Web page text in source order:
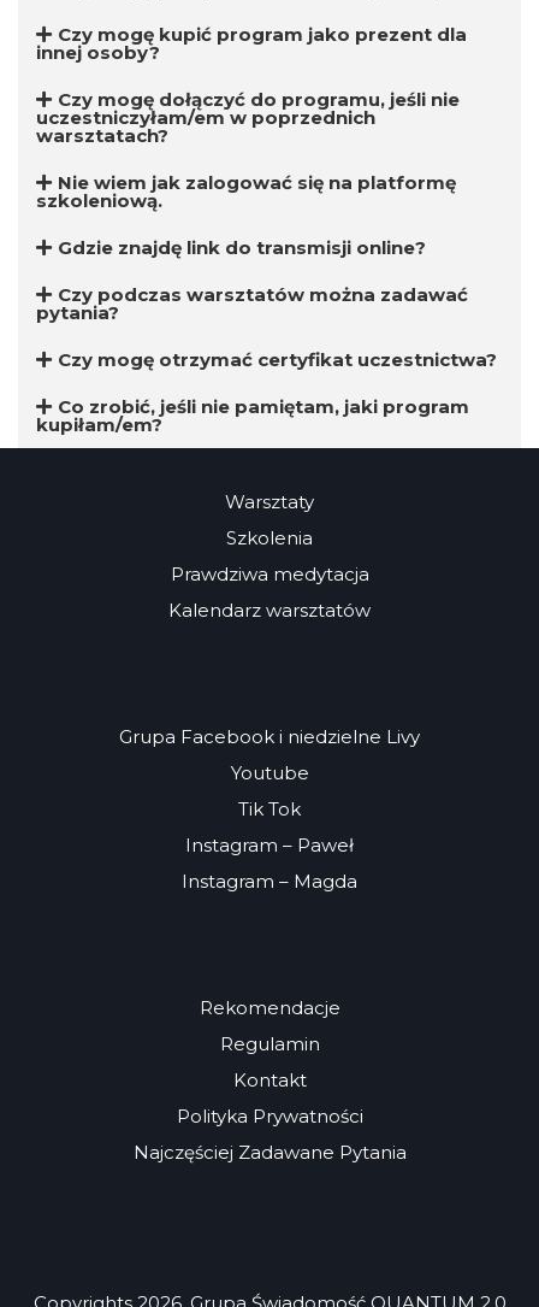
Czy mogę kupić program jako prezent dla
innej osoby?
Czy mogę dołączyć do programu, jeśli nie
uczestniczyłam/em w poprzednich
warsztatach?
Nie wiem jak zalogować się na platformę
szkoleniową.
Gdzie znajdę link do transmisji online?
Czy podczas warsztatów można zadawać
pytania?
Czy mogę otrzymać certyfikat uczestnictwa?
Co zrobić, jeśli nie pamiętam, jaki program
kupiłam/em?
Warsztaty
Szkolenia
Prawdziwa medytacja
Kalendarz warsztatów
Grupa Facebook i niedzielne Livy
Youtube
Tik Tok
Instagram – Paweł
Instagram – Magda
Rekomendacje
Regulamin
Kontakt
Polityka Prywatności
Najczęściej Zadawane Pytania